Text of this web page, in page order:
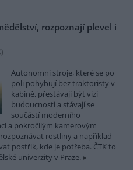
rozpoznají plevel i
)
Autonomní stroje, které se po
poli pohybují bez traktoristy v
kabině, přestávají být vizí
budoucnosti a stávají se
součástí moderního
a pokročilým kamerovým
rostliny a například
postřik, kde je potřeba. ČTK to
univerzity v Praze.